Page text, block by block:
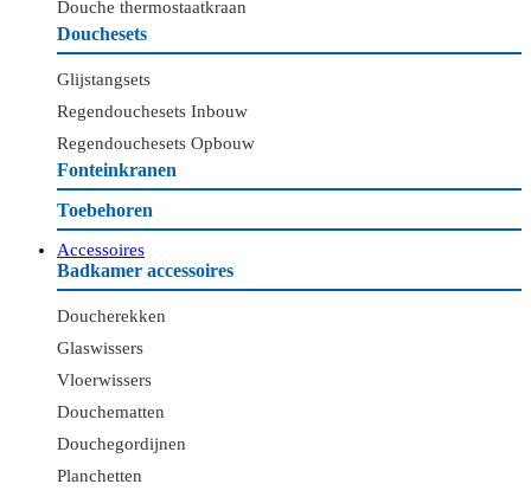
Douche thermostaatkraan
Douchesets
Glijstangsets
Regendouchesets Inbouw
Regendouchesets Opbouw
Fonteinkranen
Toebehoren
Accessoires
Badkamer accessoires
Doucherekken
Glaswissers
Vloerwissers
Douchematten
Douchegordijnen
Planchetten